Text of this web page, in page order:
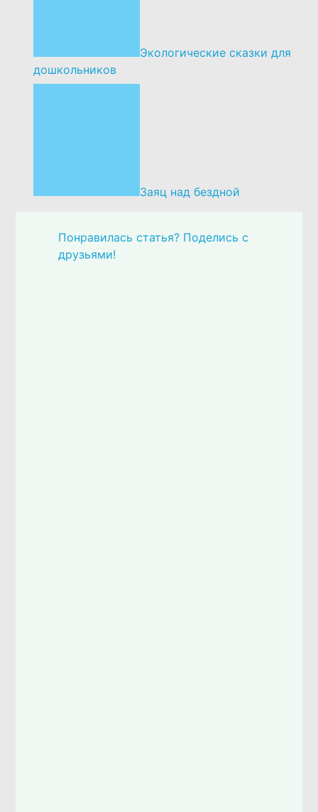
Экологические сказки для
дошкольников
Заяц над бездной
Понравилась статья? Поделись с
друзьями!